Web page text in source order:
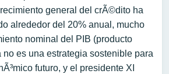
general del crÃ©dito ha
alrededor del 20% anual, mucho
nominal del PIB (producto
no es una estrategia sostenible para
futuro, y el presidente XI